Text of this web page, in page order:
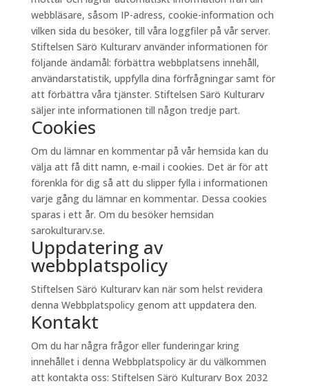
webbläsare, såsom IP-adress, cookie-information och
vilken sida du besöker, till våra loggfiler på vår server.
Stiftelsen Särö Kulturarv använder informationen för
följande ändamål: förbättra webbplatsens innehåll,
användarstatistik, uppfylla dina förfrågningar samt för
att förbättra våra tjänster. Stiftelsen Särö Kulturarv
säljer inte informationen till någon tredje part.
Cookies
Om du lämnar en kommentar på vår hemsida kan du
välja att få ditt namn, e-mail i cookies. Det är för att
förenkla för dig så att du slipper fylla i informationen
varje gång du lämnar en kommentar. Dessa cookies
sparas i ett år. Om du besöker hemsidan
sarokulturarv.se.
Uppdatering av
webbplatspolicy
Stiftelsen Särö Kulturarv kan när som helst revidera
denna Webbplatspolicy genom att uppdatera den.
Kontakt
Om du har några frågor eller funderingar kring
innehållet i denna Webbplatspolicy är du välkommen
att kontakta oss: Stiftelsen Särö Kulturarv Box 2032